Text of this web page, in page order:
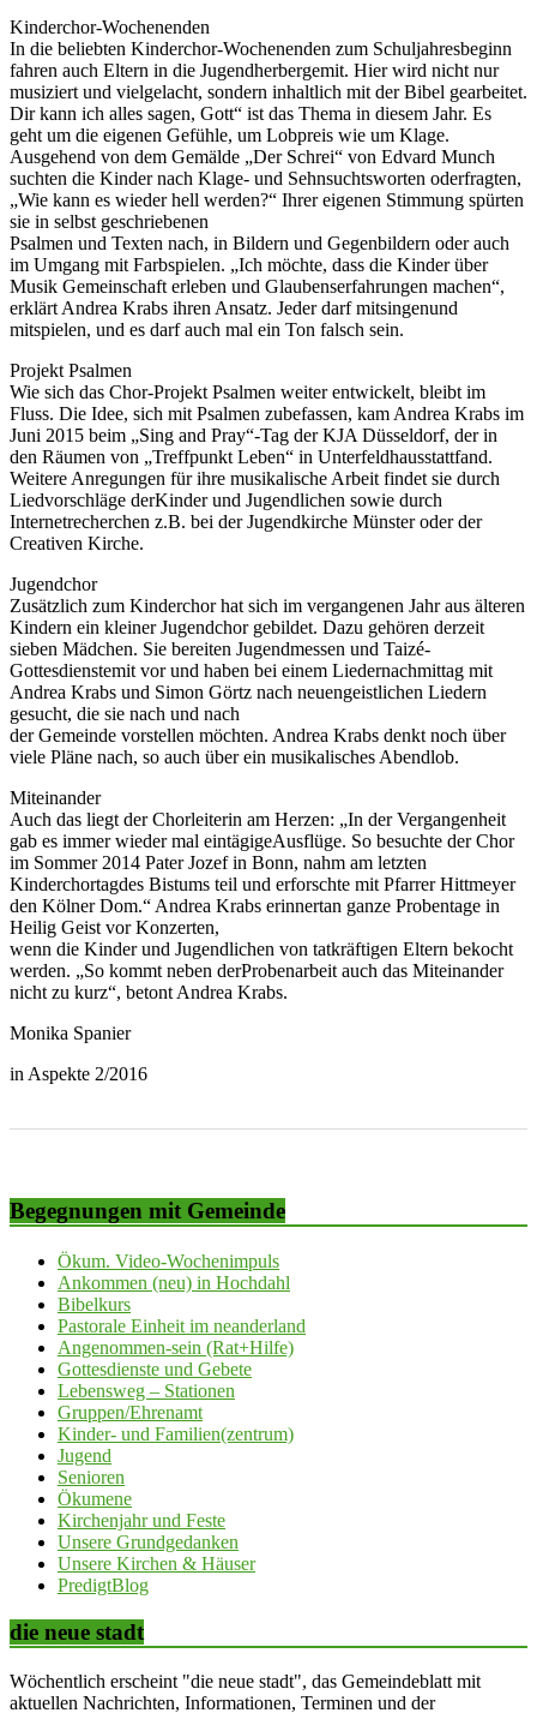
Kinderchor-Wochenenden
In die beliebten Kinderchor-Wochenenden zum Schuljahresbeginn
fahren auch Eltern in die Jugendherbergemit. Hier wird nicht nur
musiziert und vielgelacht, sondern inhaltlich mit der Bibel gearbeitet.
Dir kann ich alles sagen, Gott“ ist das Thema in diesem Jahr. Es
geht um die eigenen Gefühle, um Lobpreis wie um Klage.
Ausgehend von dem Gemälde „Der Schrei“ von Edvard Munch
suchten die Kinder nach Klage- und Sehnsuchtsworten oderfragten,
„Wie kann es wieder hell werden?“ Ihrer eigenen Stimmung spürten
sie in selbst geschriebenen
Psalmen und Texten nach, in Bildern und Gegenbildern oder auch
im Umgang mit Farbspielen. „Ich möchte, dass die Kinder über
Musik Gemeinschaft erleben und Glaubenserfahrungen machen“,
erklärt Andrea Krabs ihren Ansatz. Jeder darf mitsingenund
mitspielen, und es darf auch mal ein Ton falsch sein.
Projekt Psalmen
Wie sich das Chor-Projekt Psalmen weiter entwickelt, bleibt im
Fluss. Die Idee, sich mit Psalmen zubefassen, kam Andrea Krabs im
Juni 2015 beim „Sing and Pray“-Tag der KJA Düsseldorf, der in
den Räumen von „Treffpunkt Leben“ in Unterfeldhausstattfand.
Weitere Anregungen für ihre musikalische Arbeit findet sie durch
Liedvorschläge derKinder und Jugendlichen sowie durch
Internetrecherchen z.B. bei der Jugendkirche Münster oder der
Creativen Kirche.
Jugendchor
Zusätzlich zum Kinderchor hat sich im vergangenen Jahr aus älteren
Kindern ein kleiner Jugendchor gebildet. Dazu gehören derzeit
sieben Mädchen. Sie bereiten Jugendmessen und Taizé-
Gottesdienstemit vor und haben bei einem Liedernachmittag mit
Andrea Krabs und Simon Görtz nach neuengeistlichen Liedern
gesucht, die sie nach und nach
der Gemeinde vorstellen möchten. Andrea Krabs denkt noch über
viele Pläne nach, so auch über ein musikalisches Abendlob.
Miteinander
Auch das liegt der Chorleiterin am Herzen: „In der Vergangenheit
gab es immer wieder mal eintägigeAusflüge. So besuchte der Chor
im Sommer 2014 Pater Jozef in Bonn, nahm am letzten
Kinderchortagdes Bistums teil und erforschte mit Pfarrer Hittmeyer
den Kölner Dom.“ Andrea Krabs erinnertan ganze Probentage in
Heilig Geist vor Konzerten,
wenn die Kinder und Jugendlichen von tatkräftigen Eltern bekocht
werden. „So kommt neben derProbenarbeit auch das Miteinander
nicht zu kurz“, betont Andrea Krabs.
Monika Spanier
in Aspekte 2/2016
Begegnungen mit Gemeinde
Ökum. Video-Wochenimpuls
Ankommen (neu) in Hochdahl
Bibelkurs
Pastorale Einheit im neanderland
Angenommen-sein (Rat+Hilfe)
Gottesdienste und Gebete
Lebensweg – Stationen
Gruppen/Ehrenamt
Kinder- und Familien(zentrum)
Jugend
Senioren
Ökumene
Kirchenjahr und Feste
Unsere Grundgedanken
Unsere Kirchen & Häuser
PredigtBlog
die neue stadt
Wöchentlich erscheint "die neue stadt", das Gemeindeblatt mit
aktuellen Nachrichten, Informationen, Terminen und der